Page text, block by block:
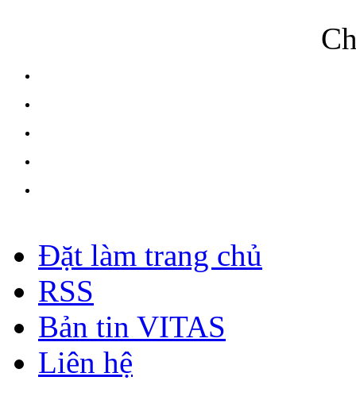
Đặt làm trang chủ
RSS
Bản tin VITAS
Liên hệ